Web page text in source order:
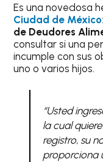
Es una novedosa
Ciudad de México
de Deudores
consultar si una
incumple con sus
uno o varios hijos.
“Usted
la cual
registro, su
proporciona